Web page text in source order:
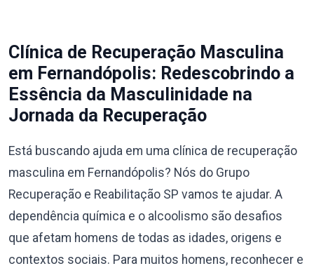
Clínica de Recuperação Masculina
em Fernandópolis: Redescobrindo a
Essência da Masculinidade na
Jornada da Recuperação
Está buscando ajuda em uma clínica de recuperação
masculina em Fernandópolis? Nós do Grupo
Recuperação e Reabilitação SP vamos te ajudar. A
dependência química e o alcoolismo são desafios
que afetam homens de todas as idades, origens e
contextos sociais. Para muitos homens, reconhecer e